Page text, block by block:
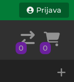
Prijava
0 0